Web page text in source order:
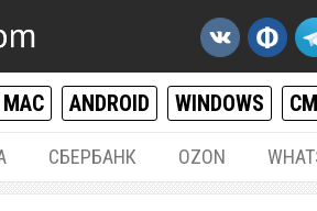
MAC ANDROID WINDOWS
СБЕРБАНК OZON